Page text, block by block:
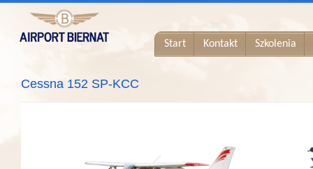
Start Kontakt Szkolenia
Cessna 152 SP-KCC